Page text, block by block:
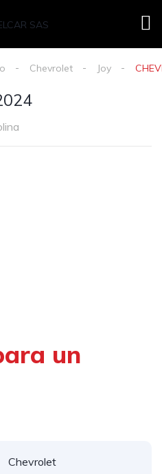
Chevrolet Joy
un
Chevrolet